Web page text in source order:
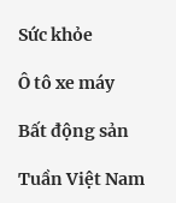
Sức khỏe
Ô tô xe máy
Bất động sản
Tuần Việt Nam